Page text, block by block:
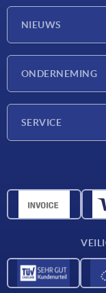
NIEUWS
ONDERNEMING
SERVICE
CAD-